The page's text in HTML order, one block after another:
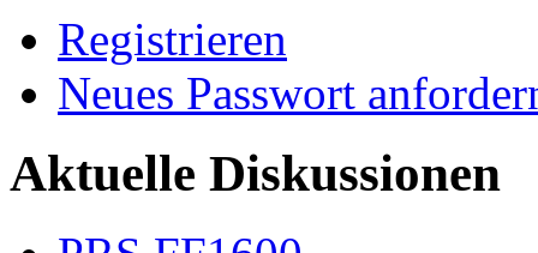
Registrieren
Neues Passwort
Aktuelle Diskussionen